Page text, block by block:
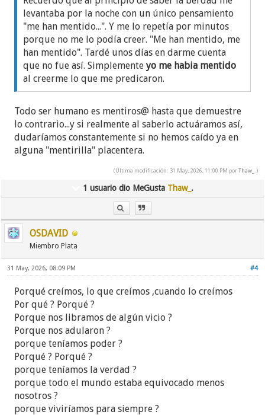
Y nada es nada.
Y de acuerdo que habrá temas muy dolorosos y
difíciles de soportar sin sentir una pizca de ira y
rabia.
Pero el mundo 'mancha'...y 'mancha' mucho...ya sea
por 'tocarlo', por acercarnos demasiado o también
conciencia no quede emborronada.
Nuestra conciencia nunca estará limpia. Y hay que
aceptarlo como parte de nuestras experiencias,
porque eso nos hace más sabios.
Por supuesto que nuestro deber moral es
denunciar la mentira, la injusticia y el engaño.
Pero también hay un límite en este nuestro deber
moral. No deberíamos 'invadir' esa otra moral en la
que se siente a gusto la persona que quiere
distinto. 'Colonizar' al otro para que piense, crea o
sienta como lo hacemos nosotros es ponernos en la
piel del mismo personaje que representa la secta.
Ahora sí...voy a por mi café...
levantaba por la noche con un único pensamiento
"me han mentido...". Y me lo repetía por minutos
porque no me lo podía creer. "Me han mentido, me
han mentido". Tardé unos días en darme cuenta
que no fue así. Simplementeyo me habia mentido
al creerme lo que me predicaron.
Todo ser humano es mentiros@ hasta que demuestre
lo contrario...y si realmente al saberlo actuáramos así,
dudaríamos constantemente si no hemos caído ya en
alguna "mentirilla" placentera.
(Última modificación: 31 May, 2026, 11:00 PM porThaw_ .)
1 usuario dio MeGusta Thaw_ .
OSDAVID
Miembro Plata
#4
31 May, 2026, 08:09 PM
Porqué creímos, lo que creímos ,cuando lo creímos
Por qué ? Porqué ?
Porque nos libramos de algún vicio ?
Porque nos adularon ?
porque teníamos poder ?
Porqué ? Porqué ?
porque teníamos la verdad ?
porque todo el mundo estaba equivocado menos
nosotros ?
porque viviríamos para siempre ?